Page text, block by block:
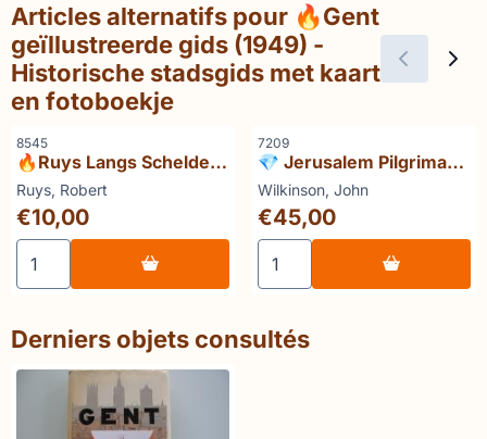
Articles alternatifs pour 🔥Gent
geïllustreerde gids (1949) -
Historische stadsgids met kaart
en fotoboekje
Référence
8545
🔥Ruys Langs Schelde
en Durme
Marque :
Ruys, Robert
Prix: 10,00
€10,00
Choisir la quantité pour 🔥Ruys Langs Schelde en Durme
Référence
7209
💎 Jerusalem Pilgrimage
1099–1185 (Hakluyt
Society)
Marque :
Wilkinson, John
Prix: 45,00
€45,00
Choisir la quantité pour 💎
Derniers objets consultés